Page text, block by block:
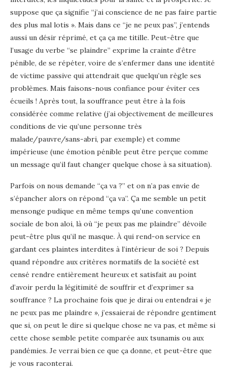
suppose que ça signifie “j’ai conscience de ne pas faire partie
des plus mal lotis ». Mais dans ce “je ne peux pas”, j’entends
aussi un désir réprimé, et ça ça me titille. Peut-être que
l’usage du verbe “se plaindre” exprime la crainte d’être
pénible, de se répéter, voire de s’enfermer dans une identité
de victime passive qui attendrait que quelqu’un règle ses
problèmes. Mais faisons-nous confiance pour éviter ces
écueils ! Après tout, la souffrance peut être à la fois
considérée comme relative (j’ai objectivement de meilleures
conditions de vie qu’une personne très
malade/pauvre/sans-abri, par exemple) et comme
impérieuse (une émotion pénible peut être perçue comme
un message qu’il faut changer quelque chose à sa situation).
Parfois on nous demande “ça va ?” et on n’a pas envie de
s’épancher alors on répond “ça va”. Ça me semble un petit
mensonge pudique en même temps qu’une convention
sociale de bon aloi, là où “je peux pas me plaindre” dévoile
peut-être plus qu’il ne masque. À qui rend-on service en
gardant ces plaintes interdites à l’intérieur de soi ? Depuis
quand répondre aux critères normatifs de la société est
censé rendre entièrement heureux et satisfait au point
d’avoir perdu la légitimité de souffrir et d’exprimer sa
souffrance ? La prochaine fois que je dirai ou entendrai « je
ne peux pas me plaindre », j’essaierai de répondre gentiment
que si, on peut le dire si quelque chose ne va pas, et même si
cette chose semble petite comparée aux tsunamis ou aux
pandémies. Je verrai bien ce que ça donne, et peut-être que
je vous raconterai.